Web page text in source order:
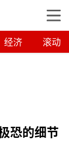
经济 滚动
恐的细节